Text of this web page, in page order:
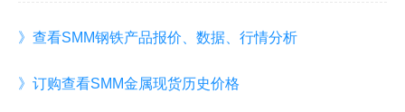
》查看SMM钢铁产品报价、数据、行情分析
》订购查看SMM金属现货历史价格